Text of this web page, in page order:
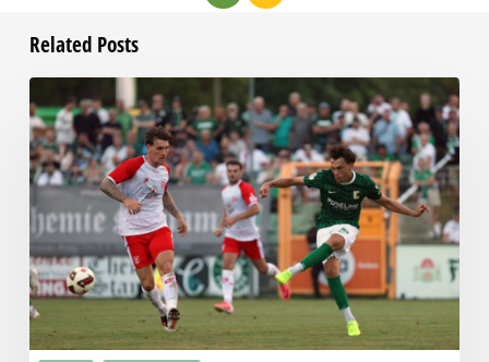
Related Posts
Pleite:
Chemie
kassiert
späten
Knockout
gegen
Halle